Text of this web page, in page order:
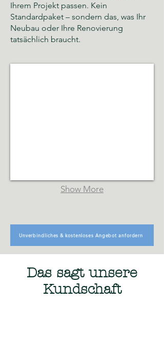
Ihrem Projekt passen. Kein
Standardpaket – sondern das, was Ihr
Neubau oder Ihre Renovierung
tatsächlich braucht.
Show More
Unverbindliches & kostenloses Angebot anfordern
Das sagt unsere
Kundschaft